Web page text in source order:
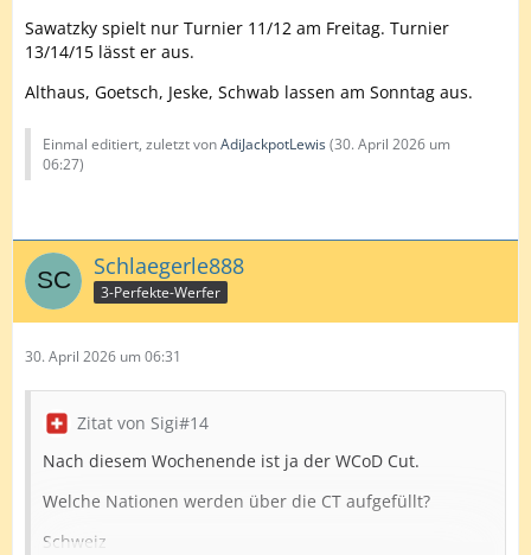
Sawatzky spielt nur Turnier 11/12 am Freitag. Turnier
13/14/15 lässt er aus.
Althaus, Goetsch, Jeske, Schwab lassen am Sonntag aus.
Einmal editiert, zuletzt vonAdiJackpotLewis(30. April 2026 um
06:27)
Schlaegerle888
3-Perfekte-Werfer
30. April 2026 um 06:31
Zitat von Sigi#14
Nach diesem Wochenende ist ja der WCoD Cut.
Welche Nationen werden über die CT aufgefüllt?
Schweiz